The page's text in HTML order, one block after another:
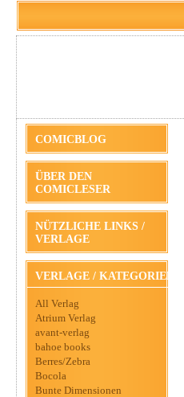
COMICBLOG
ÜBER DEN
COMICLESER
NÜTZLICHE LINKS /
VERLAGE
VERLAGE / KATEGORIEN
All Verlag
Atrium Verlag
avant-verlag
bahoe books
Berres/Zebra
Bocola
Bunte Dimensionen